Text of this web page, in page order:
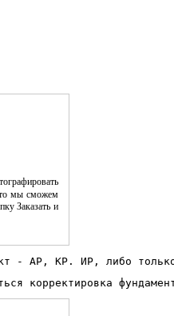
то мы сможем
Заказать и
- АР, КР. ИР, либо
корректировка